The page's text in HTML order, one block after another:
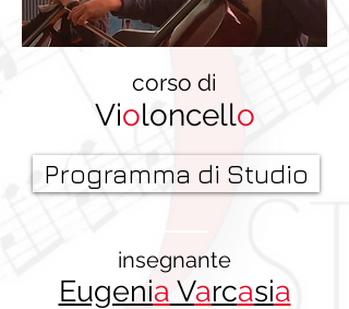
corso di
Violoncello
Programma di Studio
insegnante
Eugenia Varcasia